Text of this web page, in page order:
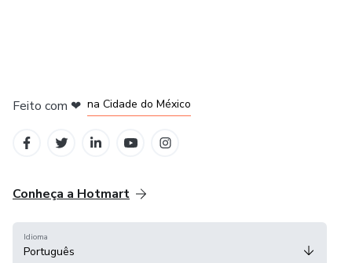
Feito com ❤ na Cidade do México
Conheça a Hotmart
Idioma
Português